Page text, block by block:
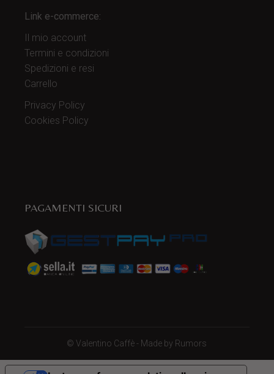
Link e-commerce:
Il mio account
Termini e condizioni
Spedizioni e resi
Carrello
Privacy Policy
Cookies Policy
PAGAMENTI SICURI
©Valentino Caffè- Made by Rumors